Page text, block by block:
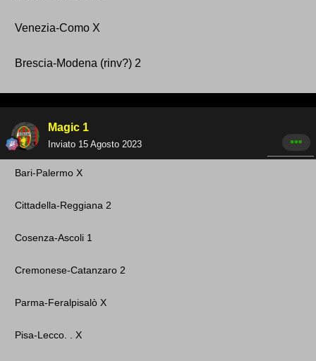
Venezia-Como X
Brescia-Modena (rinv? ) 2
Magic 1
Inviato 15 Agosto 2023
Bari -Palermo X
Cittadella-Reg giana 2
Cosenza -Ascoli 1
Cremonese - Catanzaro 2
Parma-Feralpisalò X
Pisa-Lecco. . X